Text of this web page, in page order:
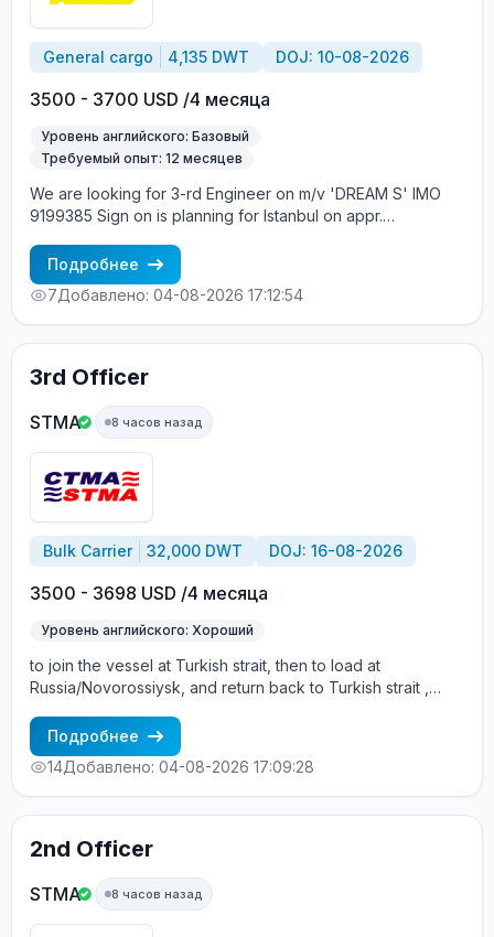
General cargo 4,135 DWT DOJ: 10-08-2026
3500 - 3700 USD /4 месяца
Уровень английского: Базовый
Требуемый опыт: 12 месяцев
We are looking for 3-rd Engineer on m/v 'DREAM S' IMO
9199385 Sign on is planning for Istanbul on appr.
Подробнее
7Добавлено: 04-08-2026 17:12:54
3rd Officer
STMA 8 часов назад
Bulk Carrier 32,000 DWT DOJ: 16-08-2026
3500 - 3698 USD /4 месяца
Уровень английского: Хороший
to join the vessel at Turkish strait, then to load at
Russia/Novorossiysk, and return back to Turkish strait ,
paid constantly during the contract + HRA bonus. Greek
Owner, CBA covered vessels, P&I club.
Подробнее
14Добавлено: 04-08-2026 17:09:28
2nd Officer
STMA 8 часов назад